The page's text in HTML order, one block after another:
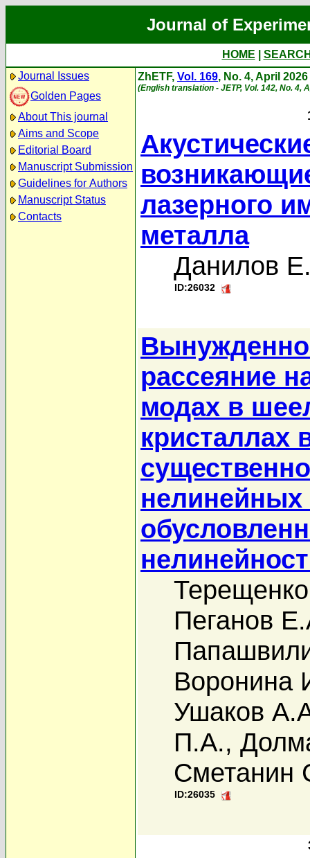
Journal of
HOME
Journal Issues
Golden Pages
About This journal
Aims and Scope
Editorial Board
Manuscript Submission
Guidelines for Authors
Manuscript Status
Contacts
ZhETF, Vol. 169, No. 4, April 2026
(English translation - JETP, Vol. 142, No. 4,
лазерного
металла
Данилов
ID:26032
рассеяние
модах в
кристаллах
Пеганов
Воронина
Ушаков
П.А.,
Сметанин
ID:26035